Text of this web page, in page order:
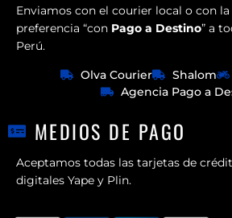
Enviamos con el courier local o con la
preferencia “con Pago a Destino” a
Perú.
Olva Courier
Shalom
Agencia Pago a
MEDIOS DE PAGO
Aceptamos todas las tarjetas de
digitales Yape y Plin.